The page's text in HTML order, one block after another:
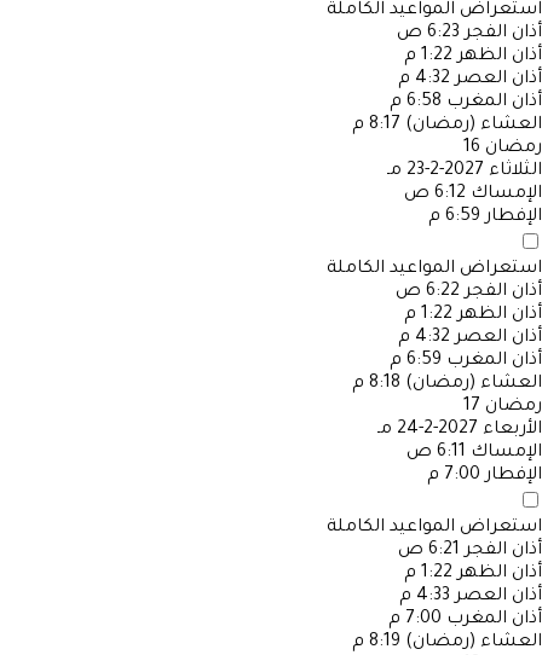
استعراض المواعيد الكاملة
أذان الفجر 6:23 ص
أذان الظهر 1:22 م
أذان العصر 4:32 م
أذان المغرب 6:58 م
العشاء (رمضان) 8:17 م
رمضان 16
الثلاثاء 2027-2-23 مـ
الإمساك 6:12 ص
الإفطار 6:59 م
استعراض المواعيد الكاملة
أذان الفجر 6:22 ص
أذان الظهر 1:22 م
أذان العصر 4:32 م
أذان المغرب 6:59 م
العشاء (رمضان) 8:18 م
رمضان 17
الأربعاء 2027-2-24 مـ
الإمساك 6:11 ص
الإفطار 7:00 م
استعراض المواعيد الكاملة
أذان الفجر 6:21 ص
أذان الظهر 1:22 م
أذان العصر 4:33 م
أذان المغرب 7:00 م
العشاء (رمضان) 8:19 م